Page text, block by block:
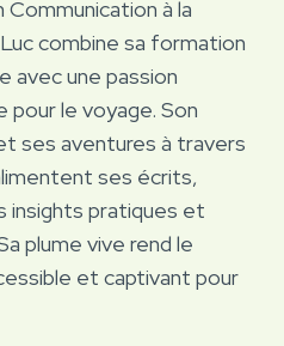
Communication à la
combine sa formation
avec une passion
pour le voyage. Son
ses aventures à travers
ses écrits,
insights pratiques et
plume vive rend le
et captivant pour